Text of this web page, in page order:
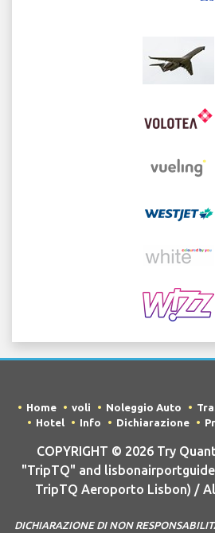
Home voli Noleggio Auto
Hotel
Info Dichiarazione
COPYRIGHT © 2026 Try
"TripTQ" and
TripTQ Aeroporto Lisbon) /
DICHIARAZIONE DI NON